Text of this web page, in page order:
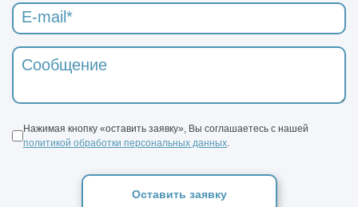
Нажимая кнопку «оставить заявку», Вы соглашаетесь с нашей
политикой обработки персональных данных
Оставить заявку